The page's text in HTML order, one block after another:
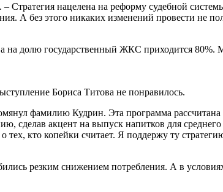
Стратегия нацелена на реформу судебной
А без этого никаких изменений провести не
долю государственный ЖКС приходится 80%.
Бориса Титова не понравилось.
фамилию Кудрин. Эта программа рассчитана
сделав акцент на выпуск напитков для
кто копейки считает. Я поддержу ту
резким снижением потребления. А в условиях